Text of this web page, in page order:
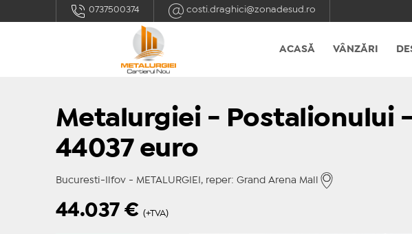
0737500374 costi.draghici@zonadesud.ro
ACASĂ VÂNZĂRI
Metalurgiei - Postalionului
44037 euro
Bucuresti-Ilfov - METALURGIEI, reper: Grand Arena Mall
44.037€ (+TVA)